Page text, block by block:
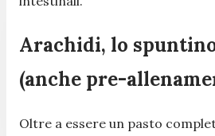
Arachidi, lo
(anche pre-
Oltre a essere un pasto